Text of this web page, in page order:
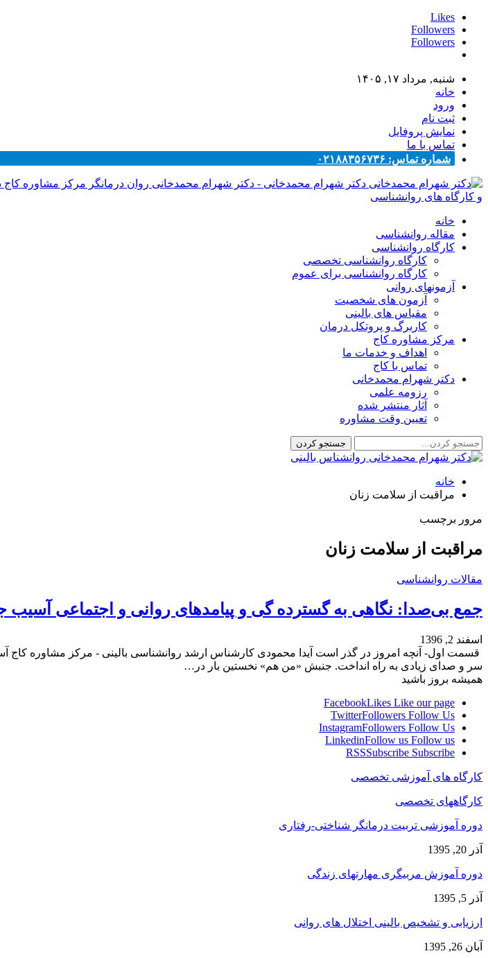
Likes
Followers
Followers
شنبه, مرداد ۱۷, ۱۴۰۵
خانه
ورود
ثبت نام
نمایش پروفایل
تماس با ما
شماره تماس: ۰۲۱۸۸۳۵۶۷۳۶
دکتر شهرام محمدخانی - دکتر شهرام محمدخانی روان درمانگر مرکز مشاوره
و کارگاه های روانشناسی
خانه
مقاله روانشناسی
کارگاه روانشناسی
کارگاه روانشناسی تخصصی
کارگاه روانشناسی برای عموم
آزمونهای روانی
آزمون های شخصیت
مقیاس های بالینی
کاربرگ و پروتکل درمان
مرکز مشاوره کاج
اهداف و خدمات ما
تماس با کاج
دکتر شهرام محمدخانی
رزومه علمی
آثار منتشر شده
تعیین وقت مشاوره
خانه
مراقبت از سلامت زنان
مرور برچسب
مراقبت از سلامت زنان
مقالات روانشناسی
جمع بی‌صدا: نگاهی به گسترده گی و پیامدهای روانی و اجتماعی آسیب
اسفند 2, 1396
قسمت اول- آنچه امروز در گذر است آیدا محمودی کارشناس ارشد روانشناسی بالینی - مرکز مشاوره
سر و صدای زیادی به راه انداخت. جنبش «من هم» نخستین بار در…
همیشه بروز باشید
FacebookLikes Like our page
TwitterFollowers Follow Us
InstagramFollowers Follow Us
LinkedinFollow us Follow us
RSSSubscribe Subscribe
کارگاه های آموزشی تخصصی
کارگاههای تخصصی
دوره آموزشی تربیت درمانگر شناختی-رفتاری
آذر 20, 1395
دوره آموزش مربیگری مهارتهای زندگی
آذر 5, 1395
ارزیابی و تشخیص بالینی اختلال های روانی
آبان 26, 1395